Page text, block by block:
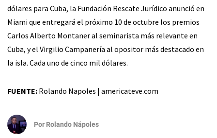
dólares para Cuba, la Fundación Rescate Jurídico anunció en
Miami que entregará el próximo 10 de octubre los premios
Carlos Alberto Montaner al seminarista más relevante en
Cuba, y el Virgilio Campanería al opositor más destacado en
la isla. Cada uno de cinco mil dólares.
FUENTE: Rolando Napoles | americateve.com
Por Rolando Nápoles